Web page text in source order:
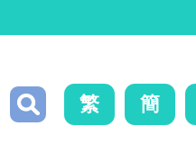
繁 簡